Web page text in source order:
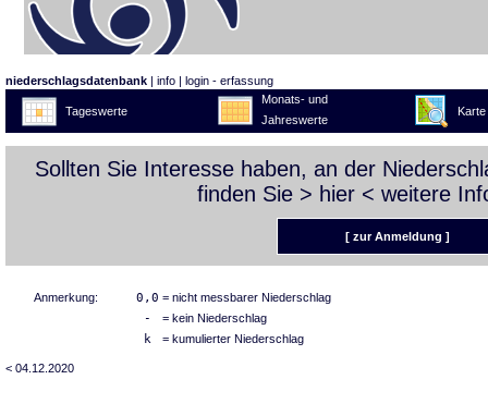
niederschlagsdatenbank | info | login - erfassung
Tageswerte
Monats- und
Jahreswerte
Karte
Sollten Sie Interesse haben, an der
finden Sie > hier < weitere
[ zur Anmeldung ]
Anmerkung: 0,0 = nicht messbarer Niederschlag
- = kein Niederschlag
k = kumulierter Niederschlag
< 04.12.2020